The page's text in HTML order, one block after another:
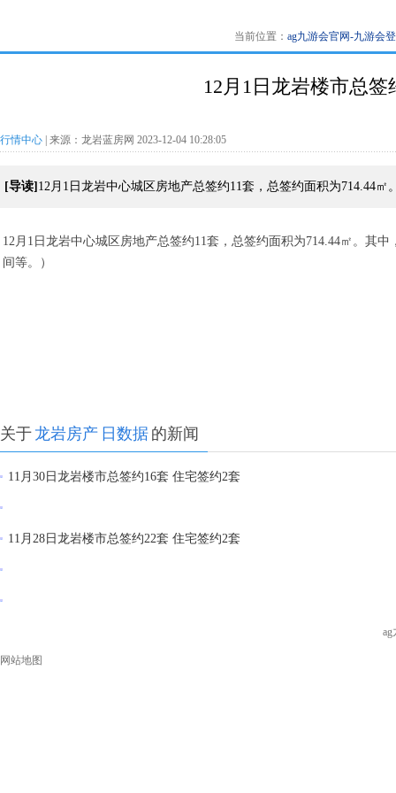
当前位置： ag九游会官网-九游会
12月1日龙岩楼市总
行情中心 | 来源：龙岩蓝房网 2023-12-04 10:28:05
[导读] 12月1日龙岩中心城区房地产总签约11套，总签约面积为714.44㎡
12月1日龙岩中心城区房地产总签约11套，总签约面积为714.44㎡。 其中
间等。）
关于 龙岩房产 日数据 的新闻
11月30日龙岩楼市总签约16套 住宅签约2套
11月28日龙岩楼市总签约22套 住宅签约2套
网站地图